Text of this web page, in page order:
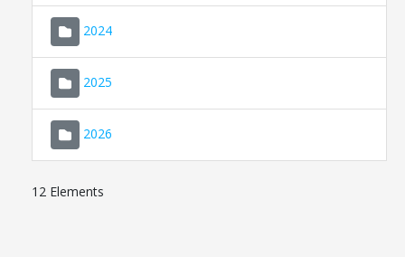
2024
2025
2026
12 Elements